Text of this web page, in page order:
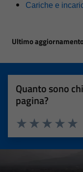
Cariche e
Ultimo
Quanto sono
pagina?
Valuta
Valuta 3
Valuta 2 stelle
Valuta 1 stelle su 5